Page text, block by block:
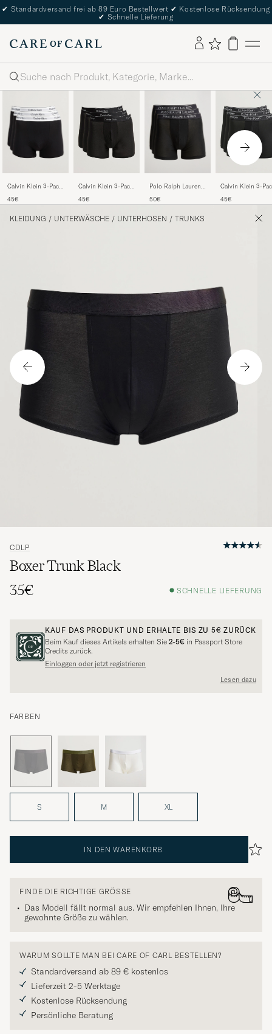
✔ Standardversand frei ab 89 Euro Bestellwert ✔ Kostenlose Rücksendung
✔ Schnelle Lieferung
Suche
Calvin Klein 3-Pack
Relaxed Trunk Black
45€
Calvin Klein 3-Pack
Boxer Brief Black
45€
Polo Ralph Lauren
Polo Black
50€
Calvin Klein 3-
Brief Black
45€
KLEIDUNG / UNTERWÄSCHE / UNTERHOSEN / TRUNKS
CDLP
Boxer Trunk Black
35€
SCHNELLE LIEFERUNG
KAUF DAS PRODUKT UND ERHALTE BIS ZU 5€ ZURÜCK
Beim Kauf dieses Artikels erhalten Sie 2-5€ in Passport Store
Credits zurück.
Einloggen oder jetzt registrieren
Lesen dazu
FARBEN
S M XL
IN DEN WARENKORB
FINDE DIE RICHTIGE GRÖSSE
Das Modell fällt normal aus. Wir empfehlen Ihnen, Ihre
gewohnte Größe zu wählen.
WARUM SOLLTE MAN BEI CARE OF CARL BESTELLEN?
Standardversand ab 89 € kostenlos
Lieferzeit 2-5 Werktage
Kostenlose Rücksendung
Persönliche Beratung